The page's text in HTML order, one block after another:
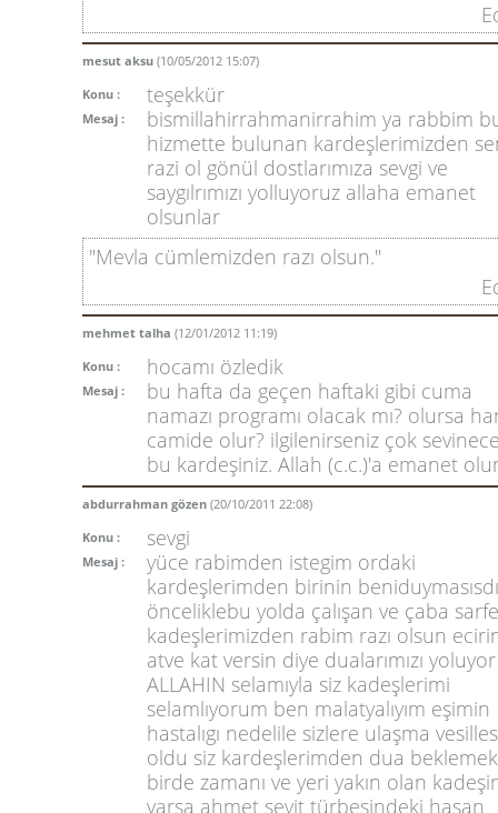
mesut aksu (10/05/2012 15:07)
Konu :
teşekkür
Mesaj :
bismillahirrahmanirrahim ya rabbim
hizmette bulunan kardeşlerimizden
razi ol gönül dostlarımıza sevgi ve
saygılrımızı yolluyoruz allaha emanet
olsunlar
"Mevla cümlemizden razı olsun."
mehmet talha (12/01/2012 11:19)
Konu :
hocamı özledik
Mesaj :
bu hafta da geçen haftaki gibi cuma
namazı programı olacak mı? olursa
camide olur? ilgilenirseniz çok
bu kardeşiniz. Allah (c.c.)'a emanet
abdurrahman gözen (20/10/2011 22:08)
Konu :
sevgi
Mesaj :
yüce rabimden istegim ordaki
kardeşlerimden birinin
önceliklebu yolda çalışan ve çaba
kadeşlerimizden rabim razı olsun
atve kat versin diye dualarımızı yoluyor
ALLAHIN selamıyla siz kadeşlerimi
selamlıyorum ben malatyalıyım eşimin
hastalıgı nedelile sizlere ulaşma
oldu siz kardeşlerimden dua
birde zamanı ve yeri yakın olan
varsa ahmet seyit türbesindeki hasan